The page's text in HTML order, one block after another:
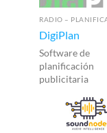
DigiPlan
Software de
planificación
publicitaria